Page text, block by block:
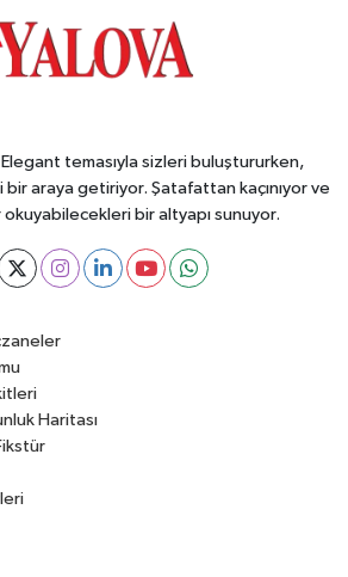
Elegant temasıyla sizleri buluştururken,
araya getiriyor. Şatafattan kaçınıyor ve
bir altyapı sunuyor.
Haritası